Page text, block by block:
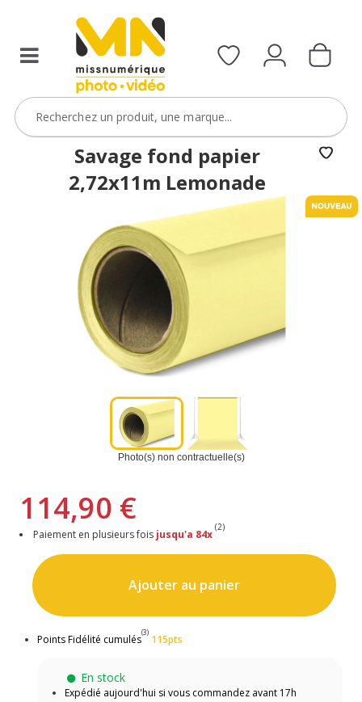
Savage fond papier
2,72x11m Lemonade
Photo(s) non contractuelle(s)
114,90 €
Paiement en plusieurs fois jusqu'a 84x
(2)
Ajouter au panier
Points Fidélité cumulés
(3)
115pts
En stock
Expédié aujourd'hui si vous commandez avant 17h